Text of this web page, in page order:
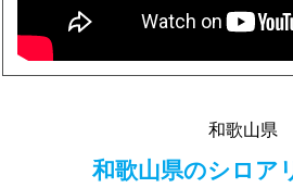
和歌山県
和歌山県のシロア